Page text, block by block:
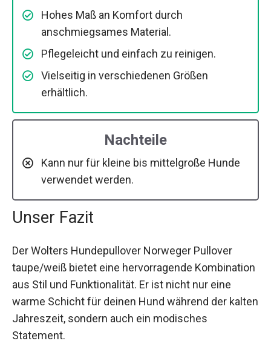
Hohes Maß an Komfort durch
anschmiegsames Material.
Pflegeleicht und einfach zu reinigen.
Vielseitig in verschiedenen Größen
erhältlich.
Nachteile
Kann nur für kleine bis mittelgroße Hunde
verwendet werden.
Unser Fazit
Der Wolters Hundepullover Norweger Pullover
taupe/weiß bietet eine hervorragende Kombination
aus Stil und Funktionalität. Er ist nicht nur eine
warme Schicht für deinen Hund während der kalten
Jahreszeit, sondern auch ein modisches
Statement.